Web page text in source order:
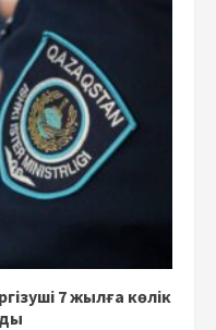
7 жылға көлік